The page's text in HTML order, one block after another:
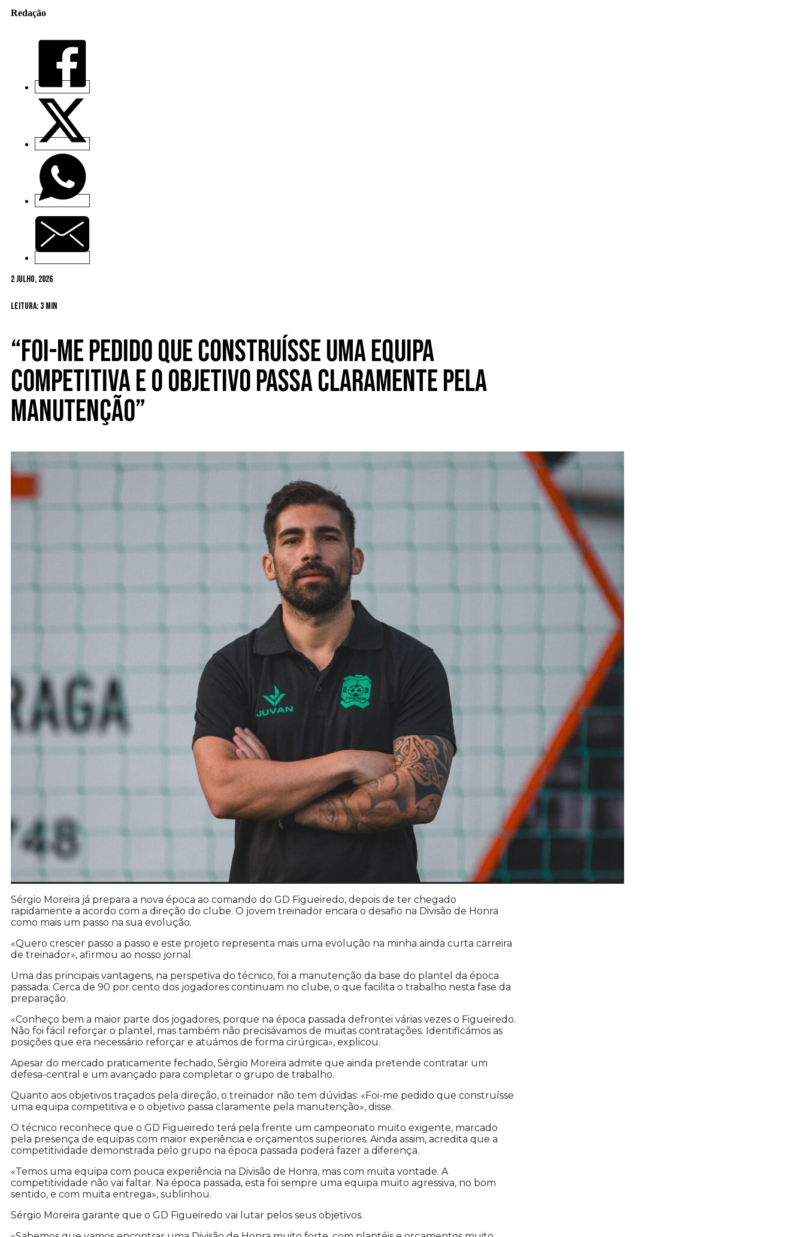
Redação
2 Julho, 2026
Leitura: 3 min
“Foi-me pedido que construísse uma equipa
competitiva e o objetivo passa claramente pela
manutenção”
Sérgio Moreira já prepara a nova época ao comando do GD Figueiredo, depois de ter chegado
rapidamente a acordo com a direção do clube. O jovem treinador encara o desafio na Divisão de Honra
como mais um passo na sua evolução.
«Quero crescer passo a passo e este projeto representa mais uma evolução na minha ainda curta carreira
de treinador», afirmou ao nosso jornal.
Uma das principais vantagens, na perspetiva do técnico, foi a manutenção da base do plantel da época
passada. Cerca de 90 por cento dos jogadores continuam no clube, o que facilita o trabalho nesta fase da
preparação.
«Conheço bem a maior parte dos jogadores, porque na época passada defrontei várias vezes o Figueiredo.
Não foi fácil reforçar o plantel, mas também não precisávamos de muitas contratações. Identificámos as
posições que era necessário reforçar e atuámos de forma cirúrgica», explicou.
Apesar do mercado praticamente fechado, Sérgio Moreira admite que ainda pretende contratar um
defesa-central e um avançado para completar o grupo de trabalho.
Quanto aos objetivos traçados pela direção, o treinador não tem dúvidas: «Foi-me pedido que construísse
uma equipa competitiva e o objetivo passa claramente pela manutenção», disse.
O técnico reconhece que o GD Figueiredo terá pela frente um campeonato muito exigente, marcado
pela presença de equipas com maior experiência e orçamentos superiores. Ainda assim, acredita que a
competitividade demonstrada pelo grupo na época passada poderá fazer a diferença.
«Temos uma equipa com pouca experiência na Divisão de Honra, mas com muita vontade. A
competitividade não vai faltar. Na época passada, esta foi sempre uma equipa muito agressiva, no bom
sentido, e com muita entrega», sublinhou.
Sérgio Moreira garante que o GD Figueiredo vai lutar pelos seus objetivos.